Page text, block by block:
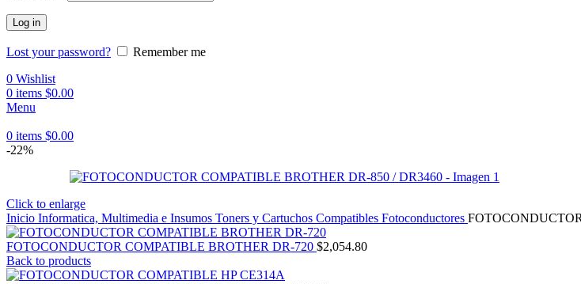
Log in
Lost your password?
Remember me
0 Wishlist
0 items $0.00
Menu
0 items $0.00
-22%
Click to enlarge
Inicio Informatica, Multimedia e Insumos Toners y Cartuchos Compatibles Fotoconductores
FOTOCONDUCTOR COMPATIBLE BROTHER DR-720 $2,054.80
Back to products